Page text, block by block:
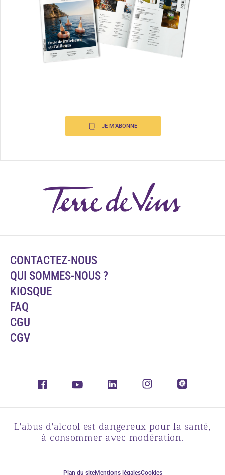
JE M'ABONNE
CONTACTEZ-NOUS
QUI SOMMES-NOUS ?
KIOSQUE
FAQ
CGU
CGV
L'abus d'alcool est dangereux pour la santé,
à consommer avec modération.
Plan du siteMentions légalesCookies